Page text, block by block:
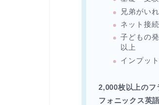
兄弟がい
ネット接
子どもの
以上
インプッ
2,000枚以上のフ
フォニックス英